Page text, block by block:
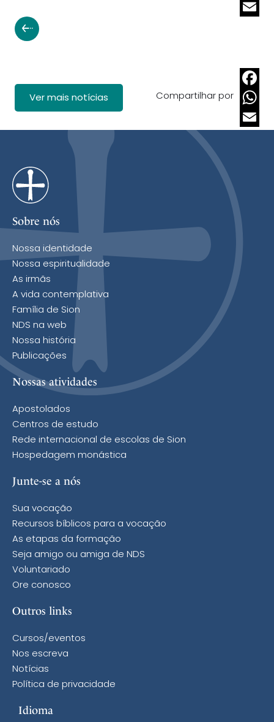
Ver mais notícias Compartilhar por
Sobre nós
Nossa identidade
Nossa espiritualidade
As irmãs
A vida contemplativa
Família de Sion
NDS na web
Nossa história
Publicações
Nossas atividades
Apostolados
Centros de estudo
Rede internacional de escolas de Sion
Hospedagem monástica
Junte-se a nós
Sua vocação
Recursos bíblicos para a vocação
As etapas da formação
Seja amigo ou amiga de NDS
Voluntariado
Ore conosco
Outros links
Cursos/eventos
Nos escreva
Notícias
Política de privacidade
Idioma